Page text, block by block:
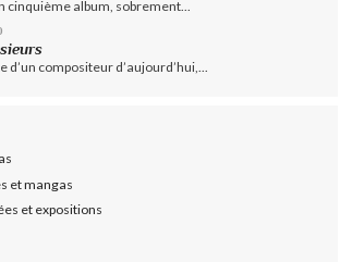
cinquième album, sobrement...
d’un compositeur d’aujourd’hui,...
et mangas
et expositions